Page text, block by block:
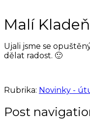
Malí
Ujali jsme se
dělat radost. 🙂
Rubrika: Novinky -
Post